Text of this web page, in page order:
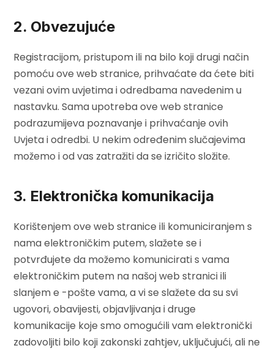
2. Obvezujuće
Registracijom, pristupom ili na bilo koji drugi način
pomoću ove web stranice, prihvaćate da ćete biti
vezani ovim uvjetima i odredbama navedenim u
nastavku. Sama upotreba ove web stranice
podrazumijeva poznavanje i prihvaćanje ovih
Uvjeta i odredbi. U nekim određenim slučajevima
možemo i od vas zatražiti da se izričito složite.
3. Elektronička komunikacija
Korištenjem ove web stranice ili komuniciranjem s
nama elektroničkim putem, slažete se i
potvrđujete da možemo komunicirati s vama
elektroničkim putem na našoj web stranici ili
slanjem e -pošte vama, a vi se slažete da su svi
ugovori, obavijesti, objavljivanja i druge
komunikacije koje smo omogućili vam elektronički
zadovoljiti bilo koji zakonski zahtjev, uključujući, ali ne